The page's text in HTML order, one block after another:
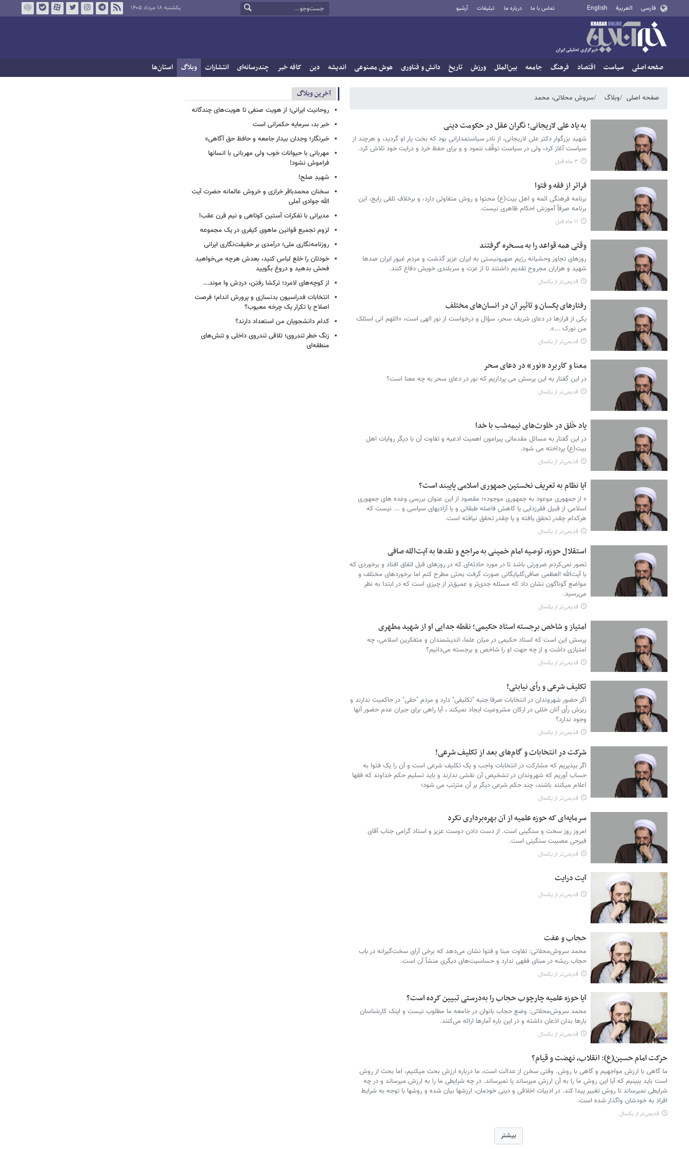
فارسی العربية English تماس با ما درباره ما تبلیغات آرشیو یکشنبه ۱۸ مرداد ۱۴۰۵
صفحه اصلی سیاست اقتصاد فرهنگ جامعه بین‌الملل ورزش تاریخ دانش و فناوری هوش مصنوعی اندیشه دین کافه خبر چندرسانه‌ای انتشارات وبلاگ استان‌ها
صفحه اصلی وبلاگ سروش محلاتی، محمد
به یاد علی لاریجانی؛ نگران عقل در حکومت دینی
شهید بزرگوار دکتر علی لاریجانی، از نادر سیاستمدارانی بود که بخت یار او گردید، و هرچند از
سیاست آغاز کرد، ولی در سیاست توقّف ننمود و و برای حفظ خرد و درایت خود تلاش کرد.
۳ ماه قبل
فراتر از فقه و فتوا
برنامه فرهنگی ائمه و اهل بیت(ع) محتوا و روش متفاوتی دارد، و برخلاف تلقی رایج، این
برنامه صرفاً آموزش احکام ظاهری نیست.
۱۱ ماه قبل
وقتی همه قواعد را به مسخره گرفتند
روزهای تجاوز وحشیانه رژیم صهیونیستی به ایران عزیز گذشت و مردم غیور ایران صدها
شهید و هزاران مجروح تقدیم داشتند تا از عزت و سربلندی خویش دفاع کنند.
قدیمی‌تر از یکسال
رفتارهای یکسان و تاثیر آن در انسان‌های مختلف
یکی از فرازها در دعای شریف سحر، سؤال و درخواست از نور الهی است، «اللهم انی اسئلک
من نورک ...».
قدیمی‌تر از یکسال
معنا و کاربرد «نور» در دعای سحر
در این گفتار به این پرسش می پردازیم که نور در دعای سحر به چه معنا است؟
قدیمی‌تر از یکسال
یاد خَلق در خلوت‌های نیمه‌شب با خدا
در این گفتار به مسائل مقدماتی پیرامون اهمیت ادعیه و تفاوت آن با دیگر روایات اهل
بیت(ع) پرداخته می شود.
قدیمی‌تر از یکسال
آیا نظام به تعریف نخستین جمهوری اسلامی پایبند است؟
« از جمهوری موعود به جمهوری موجود»؛ مقصود از این عنوان بررسی وعده های جمهوری
اسلامی از قبیل فقرزدایی یا کاهش فاصله طبقاتی و یا آزادیهای سیاسی و ... نیست که
هرکدام چقدر تحقق یافته و یا چقدر تحقق نیافته است.
قدیمی‌تر از یکسال
استقلال حوزه، توصیه امام خمینی به مراجع و نقدها به آیت‌‎الله صافی
تصور نمی‌‎کردم ضرورتی باشد تا در مورد حادثه‌‎ای که در روزهای قبل اتفاق افتاد و برخوردی که
با آیت‌‎الله العظمی صافی‌‎گلپایگانی صورت گرفت بحثی مطرح کنم اما برخوردهای مختلف و
مواضع گوناگون نشان داد که مسئله جدی‌‎تر و عمیق‌‎تر از چیزی است که در ابتدا به نظر
می‌‎رسید.
قدیمی‌تر از یکسال
امتیاز و شاخص برجسته استاد حکیمی؛ نقطه جدایی او از شهید مطهری
پرسش این است که استاد حکیمی در میان علما، اندیشمندان و متفکرین اسلامی، چه
امتیازی داشت و از چه جهت او را شاخص و برجسته می‌دانیم؟
قدیمی‌تر از یکسال
تکلیف شرعی و رأی نیابتی!
اگر حضور شهروندان در انتخابات صرفا جنبه "تکلیفی" دارد و مردم "حقی" در حاکمیت ندارند و
ریزش راُی آنان خللی در ارکان مشروعیت ایجاد نمیکند ، آیا راهی برای جبران عدم حضور آنها
وجود ندارد؟
قدیمی‌تر از یکسال
شرکت در انتخابات و گام‌های بعد از تکلیف شرعی!
اگر بپذیریم که مشارکت در انتخابات واجب و یک تکلیف شرعی است و آن را یک فتوا به
حساب آوریم که شهروندان در تشخیص آن نقشی ندارند و باید تسلیم حکم خداوند که فقها
اعلام میکنند باشند، چند حکم شرعی دیگر بر آن مترتب می شود؛
قدیمی‌تر از یکسال
سرمایه‌ای که حوزه علمیه از آن بهره‌برداری نکرد
امروز روز سخت و سنگینی است. از دست دادن دوست عزیز و استاد گرامی جناب آقای
فیرحی مصیبت سنگینی است.
قدیمی‌تر از یکسال
آیت درایت
قدیمی‌تر از یکسال
حجاب و عفت
محمد سروش‌محلاتی: تفاوت مبنا و فتوا نشان می‌دهد که برخی آرای سخت‌گیرانه در باب
حجاب ریشه در مبنای فقهی ندارد و حساسیت‌های دیگری منشأ آن است.
قدیمی‌تر از یکسال
آیا حوزه علمیه چارچوب حجاب را به‌درستی تبیین کرده است؟
محمد سروش‌محلاتی: وضع حجاب بانوان در جامعه ما مطلوب نیست و اینک کارشناسان
بارها بدان اذعان داشته و در این باره آمارها ارائه می‌کنند.
قدیمی‌تر از یکسال
حرکت امام حسین(ع): انقلاب، نهضت و قیام؟
ما گاهی با ارزش مواجهیم و گاهی با روش. وقتی سخن از عدالت است، ما درباره ارزش بحث میکنیم، اما بحث از روش
است باید ببینیم که آیا این روش ما را به آن ارزش میرساند یا نمیرساند. در چه شرایطی ما را به ارزش میرساند و در چه
شرایطی نمیرساند تا روش تغییر پیدا کند. در ادبیات اخلاقی و دینی خودمان، ارزشها بیان شده و روشها با توجه به شرایط
افراد به خودشان واگذار شده است.
قدیمی‌تر از یکسال
بیشتر
آخرین وبلاگ
روحانیت ایرانی؛ از هویت صنفی تا هویت‌های چندگانه
خبر بد، سرمایه حکمرانی است
خبرنگار؛ وجدان بیدار جامعه و حافظ حق آگاهی»
مهربانی با حیوانات خوب ولی مهربانی با انسانها
فراموش نشود!
شهیدِ صلح!
سخنان محمدباقر خرازی و خروش عالمانه حضرت آیت
الله جوادی آملی
مدیرانی با تفکرات آستین کوتاهی و نیم قرن عقب!
لزوم تجمیع قوانین ماهوی کیفری در یک مجموعه
روزنامه‌نگاری ملی؛ درآمدی بر حقیقت‌نگاری ایرانی
خودتان را خلع لباس کنید، بعدش هرچه می‌خواهید
فحش بدهید و دروغ بگویید
از کوچه‌های لامرد؛ ترکشا رفتِن، دردِش وا موند...
انتخابات فدراسیون بدنسازی و پرورش اندام؛ فرصت
اصلاح یا تکرار یک چرخه معیوب؟
کدام دانشجویان من استعداد دارند؟
زنگ خطر تندروی؛ تلاقی تندروی داخلی و تنش‌های
منطقه‌ای